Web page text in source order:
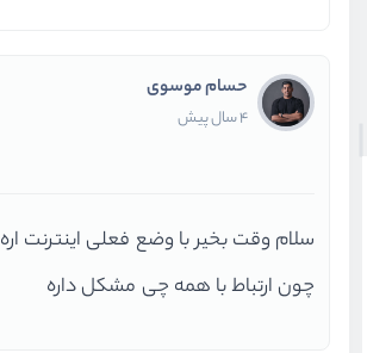
حسام موسوی
4 سال پیش
سلام وقت بخیر با وضع فعلی اینترنت اره
چون ارتباط با همه چی مشکل داره